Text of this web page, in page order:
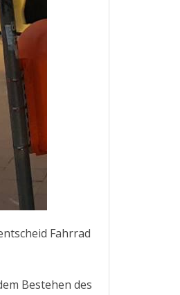
Fahrrad
Bestehen des